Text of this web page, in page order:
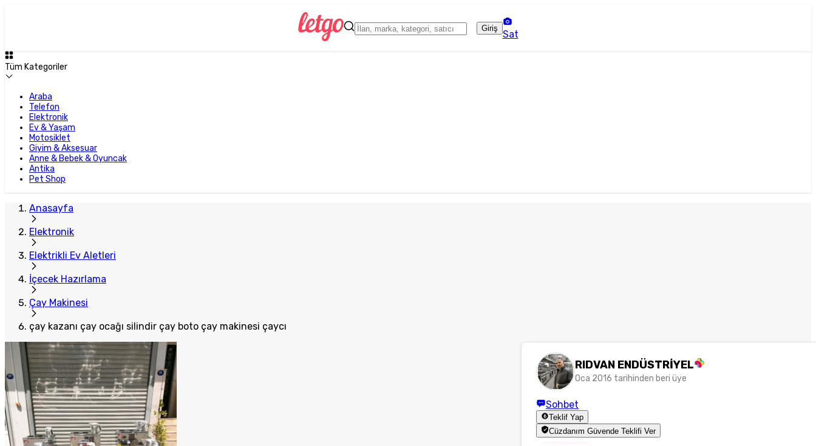
Giriş
Sat
Tüm Kategoriler
Araba
Telefon
Elektronik
Ev & Yaşam
Motosiklet
Giyim & Aksesuar
Anne & Bebek & Oyuncak
Antika
Pet Shop
Anasayfa
Elektronik
Elektrikli Ev Aletleri
İçecek Hazırlama
Çay Makinesi
çay kazanı çay ocağı silindir çay boto çay makinesi çaycı
RIDVAN ENDÜSTRİYEL
Oca 2016 tarihinden beri üye
Sohbet
Teklif Yap
Cüzdanım Güvende Teklifi Ver